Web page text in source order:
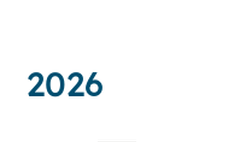
2026